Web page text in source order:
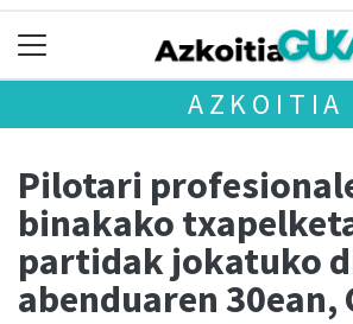
AZKOITIA
Pilotari
binakako
partidak jokatuko
abenduaren 30ean,